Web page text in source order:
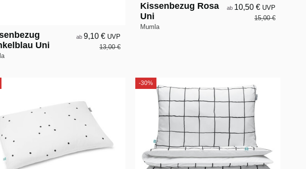
Uni
ab 9,10 € UVP
13,00 €
Kissenbezug Rosa
Uni
Mumla
ab 10,50 € UVP
15,00 €
-30%